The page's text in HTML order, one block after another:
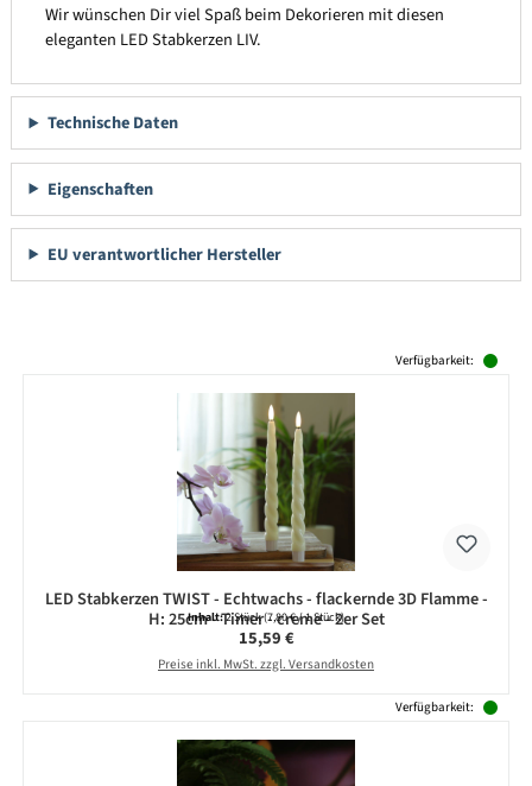
Wir wünschen Dir viel Spaß beim Dekorieren mit diesen
eleganten LED Stabkerzen LIV.
Technische Daten
Eigenschaften
EU verantwortlicher Hersteller
Verfügbarkeit:
LED Stabkerzen TWIST - Echtwachs - flackernde 3D Flamme -
H: 25cm - Timer - creme - 2er Set
Inhalt:2 Stück(7,80 € / 1 Stück)
Regulärer Preis:
15,59 €
Preise inkl. MwSt. zzgl. Versandkosten
Verfügbarkeit: